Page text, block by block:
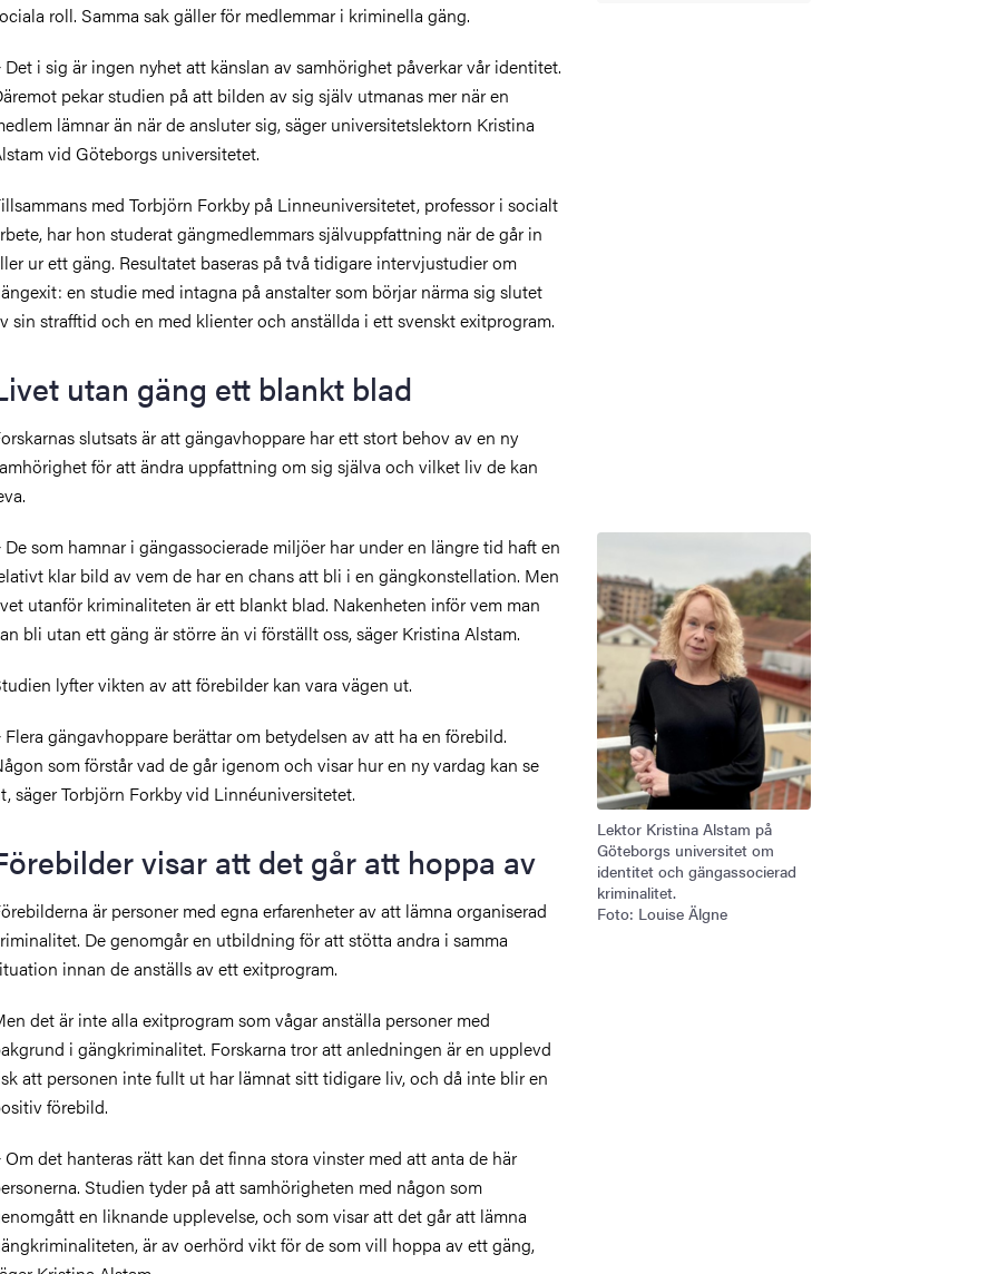
roll. Samma sak gäller för medlemmar i kriminella gäng.
Det i sig är ingen nyhet att känslan av samhörighet påverkar vår identitet.
pekar studien på att bilden av sig själv utmanas mer när en
lämnar än när de ansluter sig, säger universitetslektorn Kristina
vid Göteborgs universitetet.
med Torbjörn Forkby på Linneuniversitetet, professor i socialt
har hon studerat gängmedlemmars självuppfattning när de går in
ur ett gäng. Resultatet baseras på två tidigare intervjustudier om
en studie med intagna på anstalter som börjar närma sig slutet
sin strafftid och en med klienter och anställda i ett svenskt exitprogram.
utan gäng ett blankt blad
slutsats är att gängavhoppare har ett stort behov av en ny
för att ändra uppfattning om sig själva och vilket liv de kan
Bild
Lektor Kristina Alstam på
Göteborgs universitet om
identitet och gängassocierad
kriminalitet.
Foto: Louise Älgne
De som hamnar i gängassocierade miljöer har under en längre tid haft en
klar bild av vem de har en chans att bli i en gängkonstellation. Men
utanför kriminaliteten är ett blankt blad. Nakenheten inför vem man
bli utan ett gäng är större än vi förställt oss, säger Kristina Alstam.
lyfter vikten av att förebilder kan vara vägen ut.
Flera gängavhoppare berättar om betydelsen av att ha en förebild.
som förstår vad de går igenom och visar hur en ny vardag kan se
säger Torbjörn Forkby vid Linnéuniversitetet.
visar att det går att hoppa av
är personer med egna erfarenheter av att lämna organiserad
De genomgår en utbildning för att stötta andra i samma
innan de anställs av ett exitprogram.
det är inte alla exitprogram som vågar anställa personer med
i gängkriminalitet. Forskarna tror att anledningen är en upplevd
att personen inte fullt ut har lämnat sitt tidigare liv, och då inte blir en
förebild.
Om det hanteras rätt kan det finna stora vinster med att anta de här
Studien tyder på att samhörigheten med någon som
en liknande upplevelse, och som visar att det går att lämna
är av oerhörd vikt för de som vill hoppa av ett gäng,